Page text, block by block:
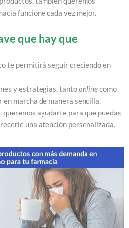
funcione cada vez mejor.
que hay que
te permitirá seguir creciendo en
y estrategias, tantoonlinecomo
en marcha de manera sencilla.
ayudarte para que puedas
una atención personalizada.